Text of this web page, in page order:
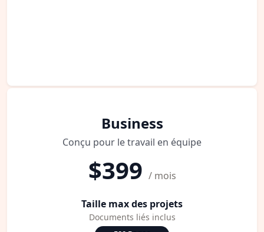
Business
Conçu pour le travail en équipe
$399 / mois
Taille max des projets
Documents liés inclus